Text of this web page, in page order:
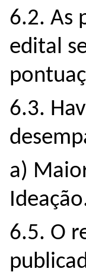
6.2. As
edital
6.3.
a)
6.5. O